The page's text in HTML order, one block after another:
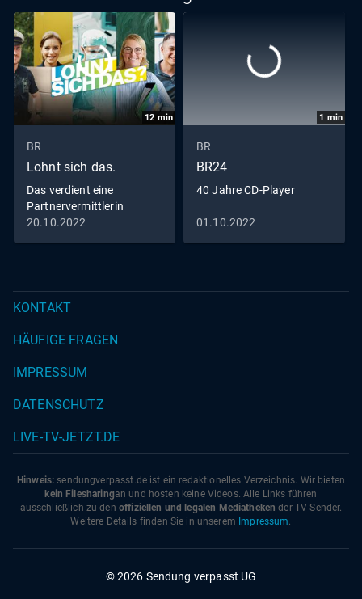
12 min
BR
Lohnt sich das.
Das verdient eine
Partnervermittlerin
20.10.2022
1 min
BR
BR24
40 Jahre CD-Player
01.10.2022
KONTAKT
HÄUFIGE FRAGEN
IMPRESSUM
DATENSCHUTZ
LIVE-TV-JETZT.DE
Hinweis: sendungverpasst.de ist ein redaktionelles Verzeichnis. Wir bieten
kein Filesharingan und hosten keine Videos. Alle Links führen
ausschließlich zu den offiziellen und legalen Mediatheken der TV-Sender.
Weitere Details finden Sie in unserem Impressum.
© 2026 Sendung verpasst UG